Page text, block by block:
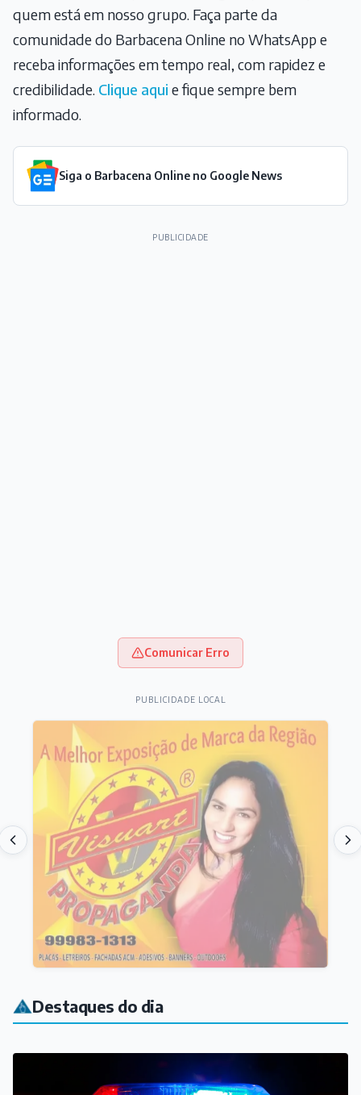
quem está em nosso grupo. Faça parte da
comunidade do Barbacena Online no WhatsApp e
receba informações em tempo real, com rapidez e
credibilidade. Clique aqui e fique sempre bem
informado.
Siga o Barbacena Online no Google News
PUBLICIDADE
Comunicar Erro
PUBLICIDADE LOCAL
Destaques do dia